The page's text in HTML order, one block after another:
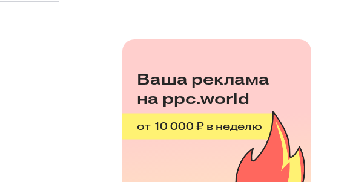
Ваша реклама
на ppc.world
от 10 000 ₽ в неделю